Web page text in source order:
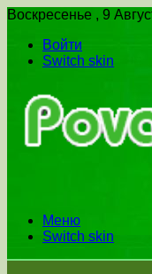
Воскресенье , 9
Войти
Switch skin
Меню
Switch skin